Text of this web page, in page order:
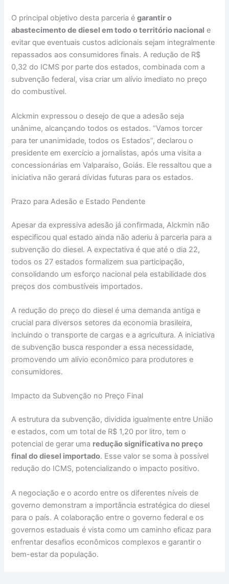
O principal objetivo desta parceria égarantir o
abastecimento de diesel em todo o território nacional e
evitar que eventuais custos adicionais sejam integralmente
repassados aos consumidores finais. A redução de R$
0,32 do ICMS por parte dos estados, combinada com a
subvenção federal, visa criar um alívio imediato no preço
do combustível.
Alckmin expressou o desejo de que a adesão seja
unânime, alcançando todos os estados. “Vamos torcer
para ter unanimidade, todos os Estados”, declarou o
presidente em exercício a jornalistas, após uma visita a
concessionárias em Valparaíso, Goiás. Ele ressaltou que a
iniciativa não gerará dívidas futuras para os estados.
Prazo para Adesão e Estado Pendente
Apesar da expressiva adesão já confirmada, Alckmin não
especificou qual estado ainda não aderiu à parceria para a
subvenção do diesel. A expectativa é que até o dia 22,
todos os 27 estados formalizem sua participação,
consolidando um esforço nacional pela estabilidade dos
preços dos combustíveis importados.
A redução do preço do diesel é uma demanda antiga e
crucial para diversos setores da economia brasileira,
incluindo o transporte de cargas e a agricultura. A iniciativa
de subvenção busca responder a essa necessidade,
promovendo um alívio econômico para produtores e
consumidores.
Impacto da Subvenção no Preço Final
A estrutura da subvenção, dividida igualmente entre União
e estados, com um total de R$ 1,20 por litro, tem o
potencial de gerar uma redução significativa no preço
final do diesel importado. Esse valor se soma à possível
redução do ICMS, potencializando o impacto positivo.
A negociação e o acordo entre os diferentes níveis de
governo demonstram a importância estratégica do diesel
para o país. A colaboração entre o governo federal e os
governos estaduais é vista como um caminho eficaz para
enfrentar desafios econômicos complexos e garantir o
bem-estar da população.